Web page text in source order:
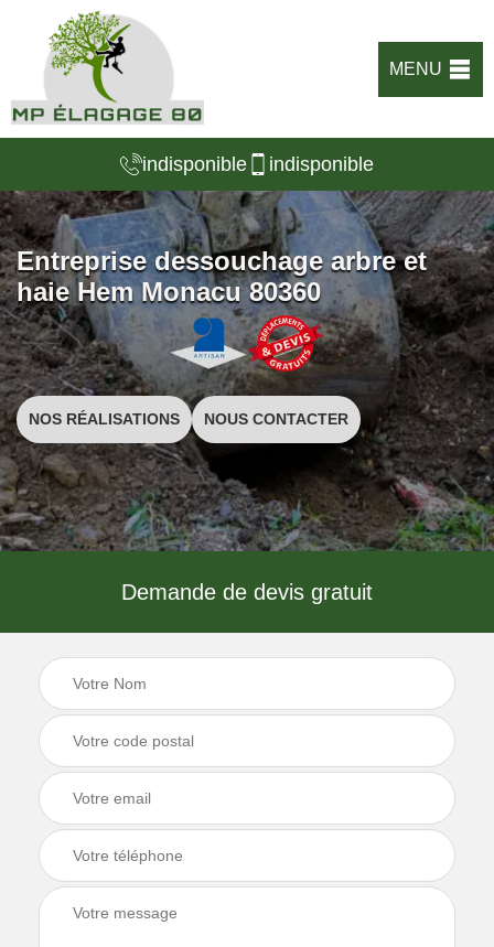
MENU
indisponible indisponible
Entreprise dessouchage arbre et
haie Hem Monacu 80360
NOS RÉALISATIONS NOUS CONTACTER
Demande de devis gratuit